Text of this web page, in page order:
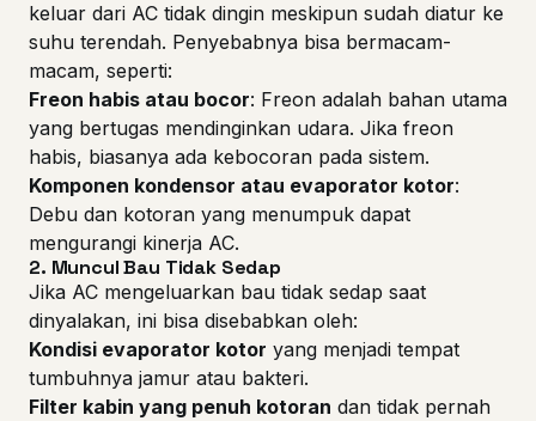
keluar dari AC tidak dingin meskipun sudah diatur ke
suhu terendah. Penyebabnya bisa bermacam-
macam, seperti:
Freon habis atau bocor: Freon adalah bahan utama
yang bertugas mendinginkan udara. Jika freon
habis, biasanya ada kebocoran pada sistem.
Komponen kondensor atau evaporator kotor:
Debu dan kotoran yang menumpuk dapat
mengurangi kinerja AC.
2. Muncul Bau Tidak Sedap
Jika AC mengeluarkan bau tidak sedap saat
dinyalakan, ini bisa disebabkan oleh:
Kondisi evaporator kotor yang menjadi tempat
tumbuhnya jamur atau bakteri.
Filter kabin yang penuh kotoran dan tidak pernah